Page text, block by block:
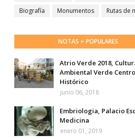
Biografía
Monumentos Rutas de
NOTAS + POPULARES
Atrio Verde 2018,
Ambiental Verde Centro
Histórico
junio 06, 2018
Embriologia, Palacio
Medicina
enero 01, 2019